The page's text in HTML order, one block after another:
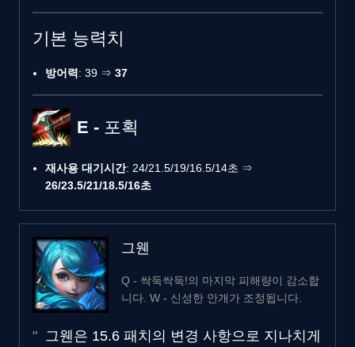
기본 능력치
방어력: 39 ⇒ 37
E - 포획
재사용 대기시간: 24/21.5/19/16.5/14초 ⇒
26/23.5/21/18.5/16초
그웬
Q - 싹둑싹둑!의 마지막 피해량이 감소합
니다. W - 신성한 안개가 조정됩니다.
그웬은 15.6 패치의 변경 사항으로 지나치게